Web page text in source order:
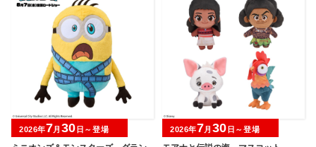
2026年7月 30 日～登場 2026年7月 30 日～登場